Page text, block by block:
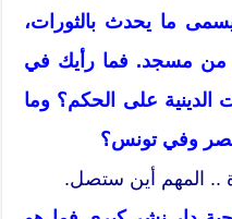
ما يحدث بالثورات،
من مسجد. فما رأيك في
على الحكم؟ وما
وفي تونس؟
.. المهم أين ستصل.